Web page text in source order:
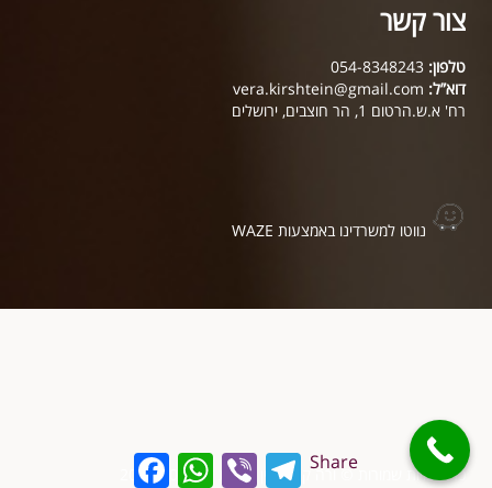
צור קשר
טלפון:
דוא”ל: vera.kirshtein@gmail.com
רח' א.ש.הרטום 1, הר חוצבים, ירושלים
נווטו למשרדינו באמצעות WAZE
כל הזכויות שמורות © ורה קירשטיין עורכת דין 2017-2025
FacebookWhatsApp Viber
Telegram Share